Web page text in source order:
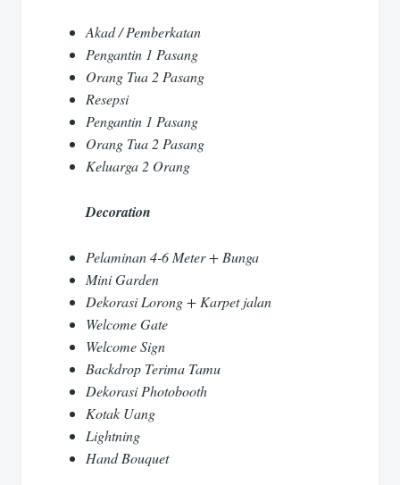
Akad / Pemberkatan
Pengantin 1 Pasang
Orang Tua 2 Pasang
Resepsi
Pengantin 1 Pasang
Orang Tua 2 Pasang
Keluarga 2 Orang
Decoration
Pelaminan 4-6 Meter + Bunga
Mini Garden
Dekorasi Lorong + Karpet jalan
Welcome Gate
Welcome Sign
Backdrop Terima Tamu
Dekorasi Photobooth
Kotak Uang
Lightning
Hand Bouquet